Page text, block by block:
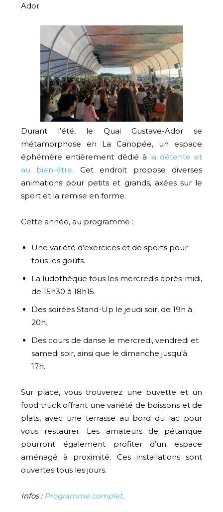
Ador
Durant l’été, le Quai Gustave-Ador se
métamorphose en La Canopée, un espace
éphémère entièrement dédié à la détente et
au bien-être. Cet endroit propose diverses
animations pour petits et grands, axées sur le
sport et la remise en forme.
Cette année, au programme :
Une variété d’exercices et de sports pour
tous les goûts.
La ludothèque tous les mercredis après-midi,
de 15h30 à 18h15.
Des soirées Stand-Up le jeudi soir, de 19h à
20h.
Des cours de danse le mercredi, vendredi et
samedi soir, ainsi que le dimanche jusqu’à
17h.
Sur place, vous trouverez une buvette et un
food truck offrant une variété de boissons et de
plats, avec une terrasse au bord du lac pour
vous restaurer. Les amateurs de pétanque
pourront également profiter d’un espace
aménagé à proximité. Ces installations sont
ouvertes tous les jours.
Infos :Programme complet.